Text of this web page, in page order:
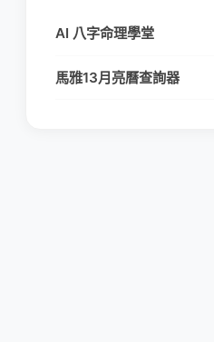
AI 八字命理學堂
馬雅13月亮曆查詢器